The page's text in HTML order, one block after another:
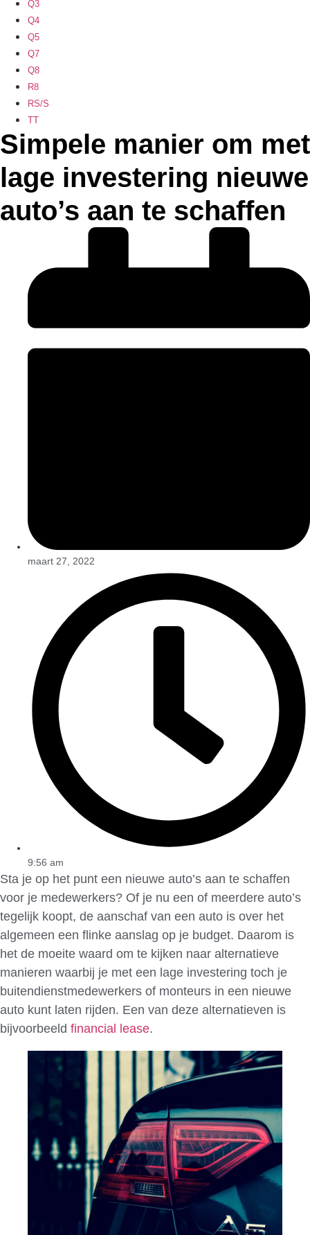
Q3
Q4
Q5
Q7
Q8
R8
RS/S
TT
Simpele manier om met
lage investering nieuwe
auto’s aan te schaffen
maart 27, 2022
9:56 am
Sta je op het punt een nieuwe auto’s aan te schaffen
voor je medewerkers? Of je nu een of meerdere auto’s
tegelijk koopt, de aanschaf van een auto is over het
algemeen een flinke aanslag op je budget. Daarom is
het de moeite waard om te kijken naar alternatieve
manieren waarbij je met een lage investering toch je
buitendienstmedewerkers of monteurs in een nieuwe
auto kunt laten rijden. Een van deze alternatieven is
bijvoorbeeld financial lease.